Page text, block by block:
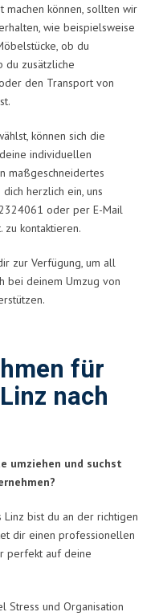
können, sollten wir
wie beispielsweise
ob du
du zusätzliche
den Transport von
können sich die
individuellen
maßgeschneidertes
herzlich ein, uns
oder per E-Mail
. zu kontaktieren.
zur Verfügung, um all
bei deinem Umzug von
für
nach
umziehen und suchst
Linz bist du an der richtigen
dir einen professionellen
perfekt auf deine
Stress und Organisation